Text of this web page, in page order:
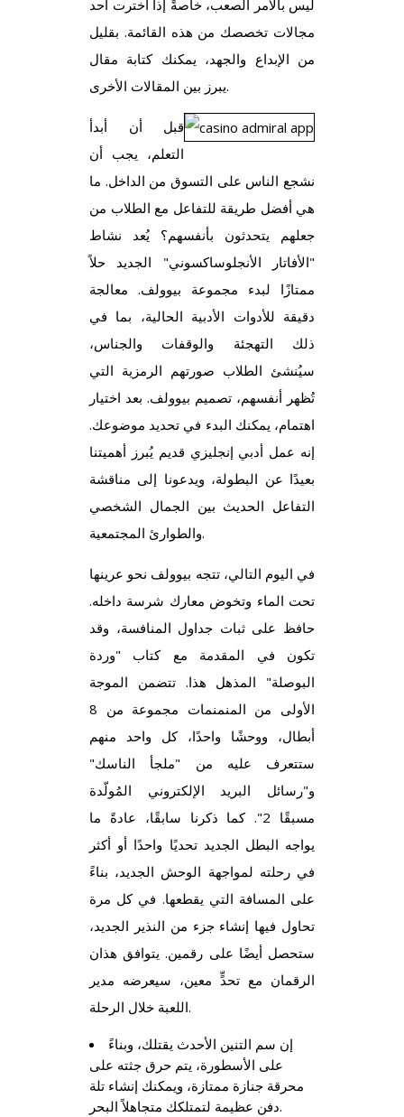
ليس بالأمر الصعب، خاصةً إذا اخترت أحد
مجالات تخصصك من هذه القائمة. بقليل
من الإبداع والجهد، يمكنك كتابة مقال
يبرز بين المقالات الأخرى.
قبل أن أبدأ
التعلم، يجب أن
نشجع الناس على التسوق من الداخل. ما
هي أفضل طريقة للتفاعل مع الطلاب من
جعلهم يتحدثون بأنفسهم؟ يُعد نشاط
"الأفاتار الأنجلوساكسوني" الجديد حلاً
ممتازًا لبدء مجموعة بيوولف. معالجة
دقيقة للأدوات الأدبية الحالية، بما في
ذلك التهجئة والوقفات والجناس،
سيُنشئ الطلاب صورتهم الرمزية التي
تُظهر أنفسهم، تصميم بيوولف. بعد اختيار
اهتمام، يمكنك البدء في تحديد موضوعك.
إنه عمل أدبي إنجليزي قديم يُبرز أهميتنا
بعيدًا عن البطولة، ويدعونا إلى مناقشة
التفاعل الحديث بين الجمال الشخصي
والطوارئ المجتمعية.
في اليوم التالي، تتجه بيوولف نحو عرينها
تحت الماء وتخوض معارك شرسة داخله.
حافظ على ثبات جداول المنافسة، وقد
تكون في المقدمة مع كتاب "وردة
البوصلة" المذهل هذا. تتضمن الموجة
الأولى من المنمنمات مجموعة من 8
أبطال، ووحشًا واحدًا، كل واحد منهم
ستتعرف عليه من "ملجأ الناسك"
و"رسائل البريد الإلكتروني المُولّدة
مسبقًا 2". كما ذكرنا سابقًا، عادةً ما
يواجه البطل الجديد تحديًا واحدًا أو أكثر
في رحلته لمواجهة الوحش الجديد، بناءً
على المسافة التي يقطعها. في كل مرة
تحاول فيها إنشاء جزء من النذير الجديد،
ستحصل أيضًا على رقمين. يتوافق هذان
الرقمان مع تحدٍّ معين، سيعرضه مدير
اللعبة خلال الرحلة.
إن سم التنين الأحدث يقتلك، وبناءً
على الأسطورة، يتم حرق جثته على
محرقة جنازة ممتازة، ويمكنك إنشاء تلة
دفن عظيمة لتمتلكك متجاهلاً البحر.